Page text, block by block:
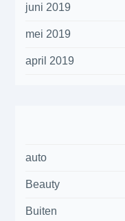
juni 2019
mei 2019
april 2019
auto
Beauty
Buiten